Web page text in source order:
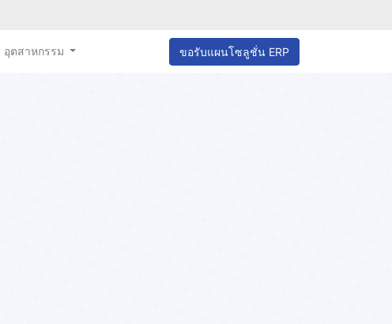
อุตสาหกรรม ขอรับแผนโซลูชั่น ERP